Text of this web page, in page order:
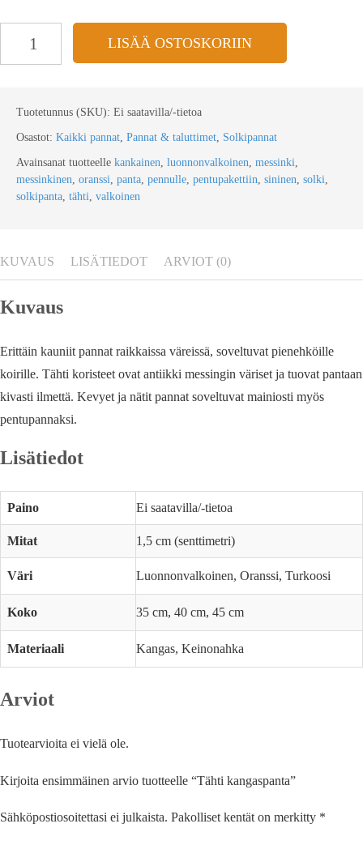
LISÄÄ OSTOSKORIIN
Tuotetunnus (SKU): Ei saatavilla/-tietoa
Osastot: Kaikki pannat, Pannat & taluttimet, Solkipannat
Avainsanat tuotteelle kankainen, luonnonvalkoinen, messinki,
messinkinen, oranssi, panta, pennulle, pentupakettiin, sininen, solki,
solkipanta, tähti, valkoinen
KUVAUS LISÄTIEDOT ARVIOT (0)
Kuvaus
Erittäin kauniit pannat raikkaissa väreissä, soveltuvat pienehköille
koirille. Tähti koristeet ovat antiikki messingin väriset ja tuovat pantaan
kivasti ilmettä. Kevyet ja nätit pannat soveltuvat mainiosti myös
pentupannaksi.
Lisätiedot
Paino Ei saatavilla/-tietoa
Mitat 1,5 cm (senttimetri)
Väri Luonnonvalkoinen, Oranssi, Turkoosi
Koko 35 cm, 40 cm, 45 cm
Materiaali Kangas, Keinonahka
Arviot
Tuotearvioita ei vielä ole.
Kirjoita ensimmäinen arvio tuotteelle “Tähti kangaspanta”
Sähköpostiosoitettasi ei julkaista. Pakolliset kentät on merkitty *